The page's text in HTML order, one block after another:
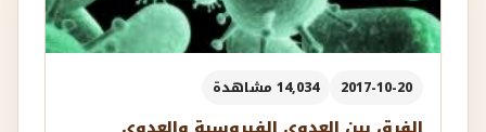
2017-10-20 14,034 مشاهدة